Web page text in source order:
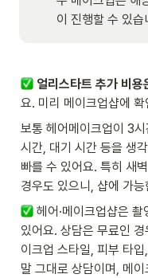
이 진행할 수 있습
얼리스타트 추가 비용
요. 미리 메이크업샵에 확
보통 헤어메이크업이 3
시간, 대기 시간 등을 생
빠를 수 있어요. 특히 새
경우도 있으니, 샵에 가
헤어·메이크업샵은
있어요. 상담은 무료인
이크업 스타일, 피부 타
말 그대로 상담이며, 메